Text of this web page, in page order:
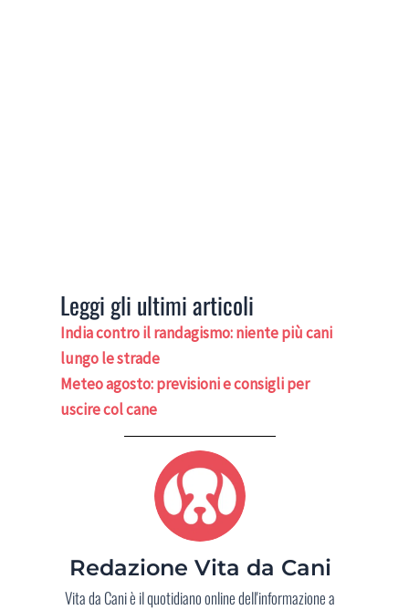
Leggi gli ultimi articoli
India contro il randagismo: niente più cani
lungo le strade
Meteo agosto: previsioni e consigli per
uscire col cane
Redazione Vita da Cani
Vita da Cani è il quotidiano online dell'informazione a